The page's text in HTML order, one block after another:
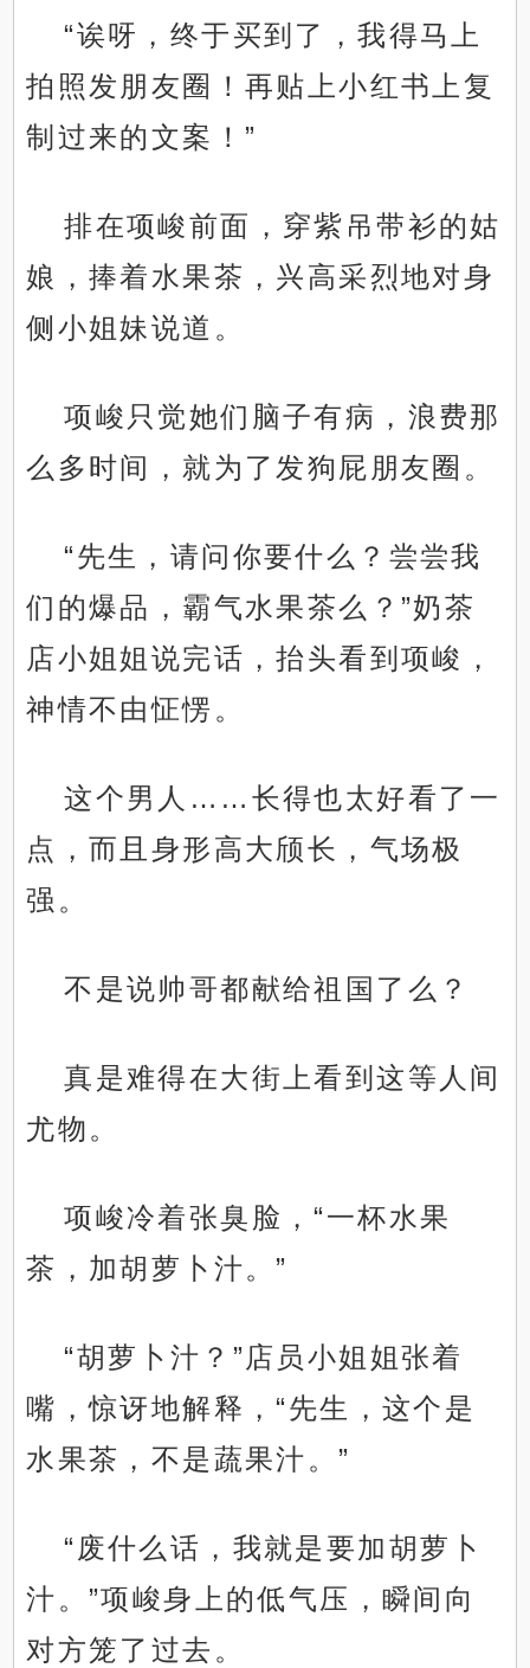
“诶呀，终于买到了，我得马上
拍照发朋友圈！再贴上小红书上复
制过来的文案！”
排在项峻前面，穿紫吊带衫的姑
娘，捧着水果茶，兴高采烈地对身
侧小姐妹说道。
项峻只觉她们脑子有病，浪费那
么多时间，就为了发狗屁朋友圈。
“先生，请问你要什么？尝尝我
们的爆品，霸气水果茶么？”奶茶
店小姐姐说完话，抬头看到项峻，
神情不由怔愣。
这个男人……长得也太好看了一
点，而且身形高大颀长，气场极
强。
不是说帅哥都献给祖国了么？
真是难得在大街上看到这等人间
尤物。
项峻冷着张臭脸，“一杯水果
茶，加胡萝卜汁。”
“胡萝卜汁？”店员小姐姐张着
嘴，惊讶地解释，“先生，这个是
水果茶，不是蔬果汁。”
“废什么话，我就是要加胡萝卜
汁。”项峻身上的低气压，瞬间向
对方笼了过去。